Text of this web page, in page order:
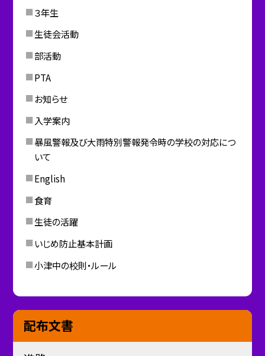
３年生
生徒会活動
部活動
PTA
お知らせ
入学案内
暴風警報及び大雨特別警報発令時の学校の対応につ
いて
English
食育
生徒の活躍
いじめ防止基本計画
小津中の校則・ルール
配布文書